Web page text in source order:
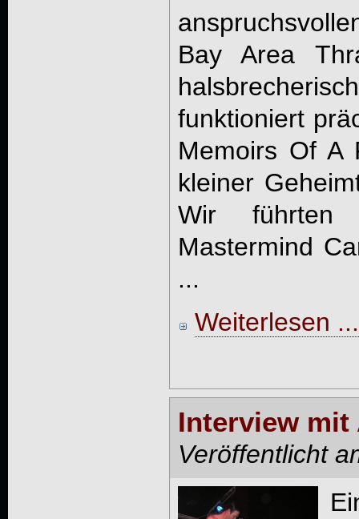
Bay Area
funktioniert
Memoirs Of A
kleiner
Wir führten
Mastermind
...
Weiterlesen ...
Interview mit
Veröffentlicht